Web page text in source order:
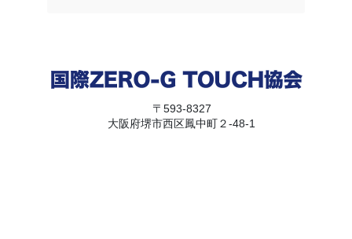
〒593-8327
大阪府堺市西区鳳中町２-48-1